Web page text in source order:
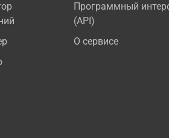
Программный
(API)
О сервисе